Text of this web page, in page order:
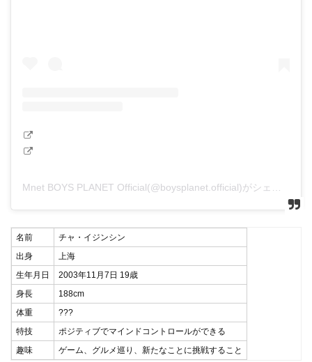
Mnet BOYS PLANET Official(@boysplanet.official)がシェアした投稿
名前
チャ・イジンシン
出身
上海
生年月日
2003年11月7日 19歳
身長
188cm
体重
???
特技
ポジティブでマインドコントロールができる
趣味
ゲーム、グルメ巡り、新たなことに挑戦すること